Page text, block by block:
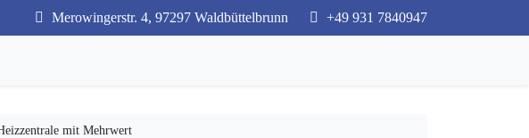
Merowingerstr. 4, 97297 Waldbüttelbrunn +49 931 7840947
mit Mehrwert